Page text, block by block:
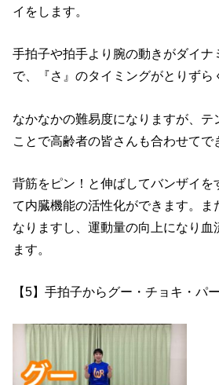
イをします。
手拍子や拍手より腕の動きがダイナ
で、『さ』のタイミングがとりずら
なかなかの難易度になりますが、テ
ことで高齢者の皆さんも合わせてで
背筋をピン！と伸ばしてバンザイを
て内臓機能の活性化ができます。ま
なりますし、運動量の向上になり血
ます。
【5】手拍子からグー・チョキ・パー